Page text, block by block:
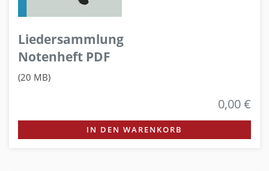
Liedersammlung
Notenheft PDF
(20 MB)
0,00 €
IN DEN WARENKORB